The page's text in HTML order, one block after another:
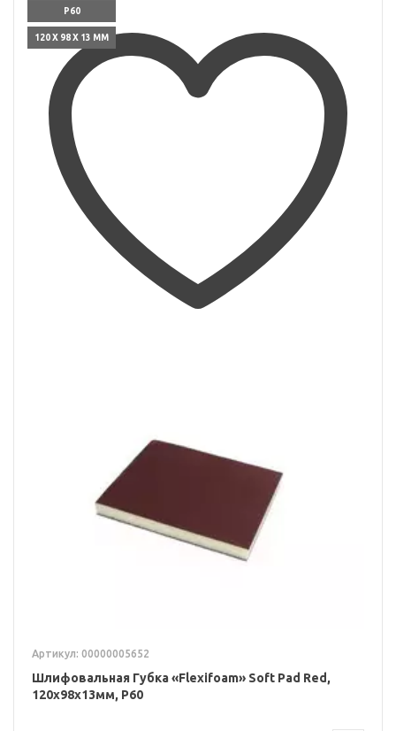
P60
120 X 98 X 13 ММ
Артикул: 00000005652
Шлифовальная Губка «Flexifoam» Soft Pad Red,
120x98x13мм, P60